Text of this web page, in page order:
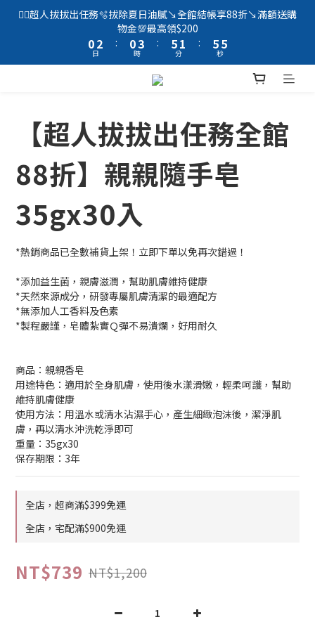
🦸‍♂️超人拔拔出任務🫧拔除夏日油膩↘️全館結帳享88折↘️滿額送購
物金💯最高領$200
2
0
4
2
1
日
:
2
1
0
5
4
3
2
時
:
7
6
5
4
0
3
2
1
0
分
:
7
5
4
0
6
4
3
秒
【超人拔拔出任務全館
88折】親親隨手皂
35gx30入
*熱銷商品已全數補貨上架！立即下單以免再次錯過！
*添加益生菌，親膚滋潤，幫助肌膚維持健康
*天然來源成分，研發專屬肌膚清潔的最適配方
*無添加人工香料及色素
*製程嚴謹，皂體紮實Ｑ彈不易潰爛，好用耐久
商品：親親香皂
用途特色：適用於全身肌膚，使用後水漾滑嫩，輕柔呵護，幫助
維持肌膚健康
使用方法：用溫水或清水沾濕手心，產生細緻泡沫後，潔淨肌
膚，再以清水沖洗乾淨即可
重量：35gx30
保存期限：3年
全店，超商滿$399免運
全店，宅配滿$900免運
NT$739 NT$1,200